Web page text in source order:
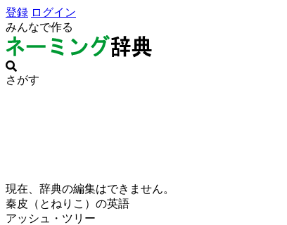
登録 ログイン
みんなで作る
さがす
現在、辞典の編集はできません。
秦皮（とねりこ）の英語
アッシュ・ツリー